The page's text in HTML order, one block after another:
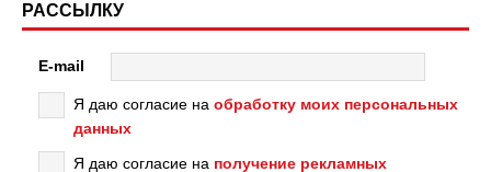
РАССЫЛКУ
E-mail
Я даю согласие на обработку моих персональных
данных
Я даю согласие на получение рекламных